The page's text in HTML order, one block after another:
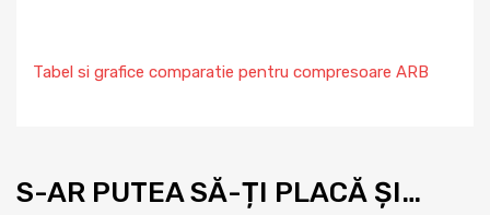
Tabel si grafice comparatie pentru compresoare ARB
S-AR PUTEA SĂ-ȚI PLACĂ ȘI…